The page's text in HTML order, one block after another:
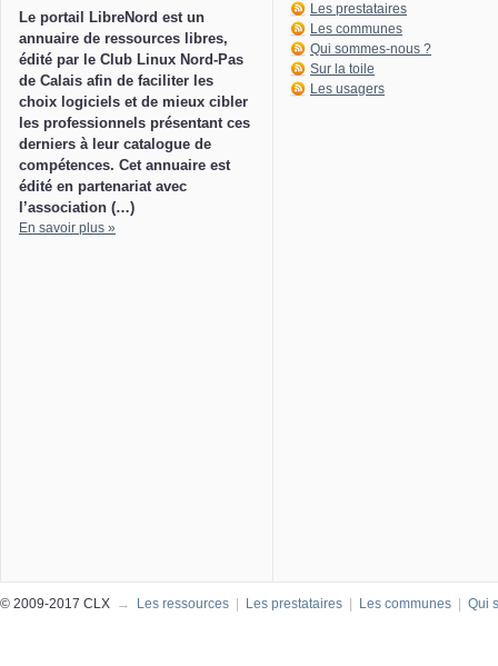
Le portail LibreNord est un
annuaire de ressources libres,
édité par le Club Linux Nord-Pas
de Calais afin de faciliter les
choix logiciels et de mieux cibler
les professionnels présentant ces
derniers à leur catalogue de
compétences. Cet annuaire est
édité en partenariat avec
l’association (…)
En savoir plus »
Les prestataires
Les communes
Qui sommes-nous ?
Sur la toile
Les usagers
© 2009-2017 CLX → Les ressources Les prestataires Les communes Qui